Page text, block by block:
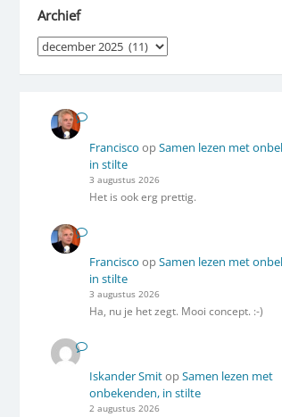
Archief
Archief
Francisco opSamen lezen met
in stilte
3 augustus 2026
Het is ook erg prettig.
Francisco opSamen lezen met
in stilte
3 augustus 2026
Ha, nu je het zegt. Mooi concept. :-)
Iskander SmitopSamen lezen met
onbekenden, in stilte
2 augustus 2026